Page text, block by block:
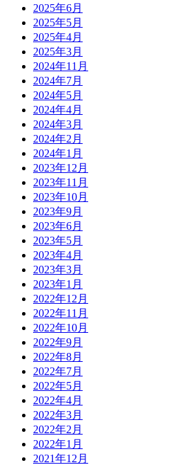
2025年6月
2025年5月
2025年4月
2025年3月
2024年11月
2024年7月
2024年5月
2024年4月
2024年3月
2024年2月
2024年1月
2023年12月
2023年11月
2023年10月
2023年9月
2023年6月
2023年5月
2023年4月
2023年3月
2023年1月
2022年12月
2022年11月
2022年10月
2022年9月
2022年8月
2022年7月
2022年5月
2022年4月
2022年3月
2022年2月
2022年1月
2021年12月